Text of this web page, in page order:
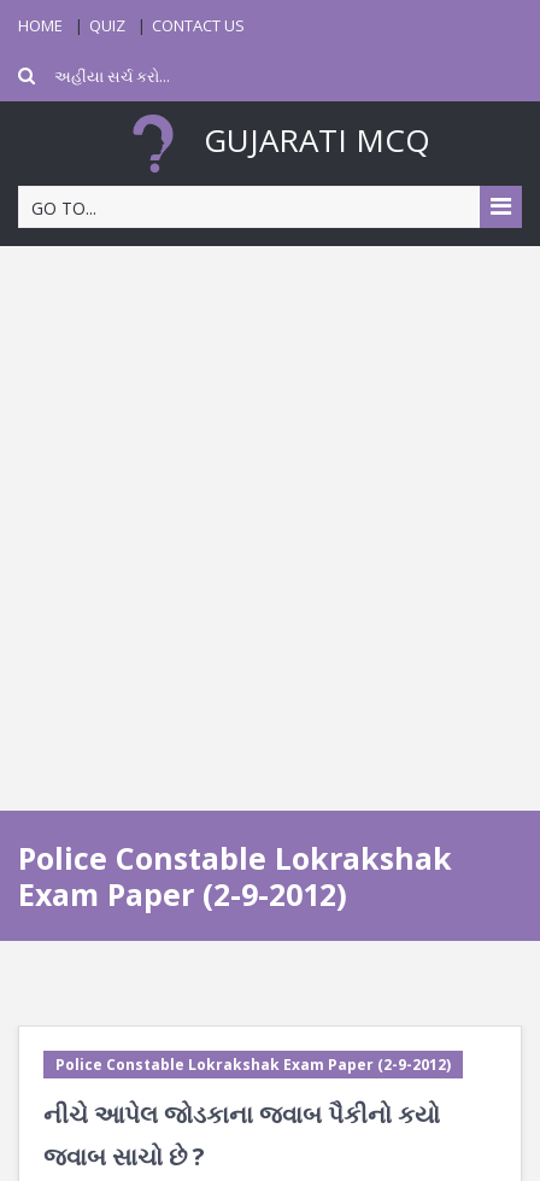
HOME QUIZ CONTACT US
GUJARATI MCQ
GO TO...
Police Constable Lokrakshak
Exam Paper (2-9-2012)
Police Constable Lokrakshak Exam Paper (2-9-2012)
નીચે આપેલ જોડકાના જવાબ પૈકીનો કયો
જવાબ સાચો છે ?